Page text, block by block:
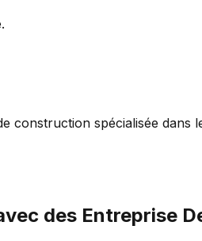
.
construction spécialisée dans
des Entreprise